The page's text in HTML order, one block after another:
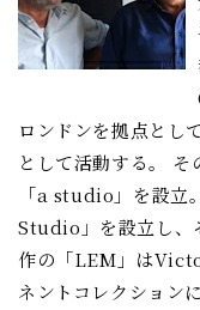
ロンドンを拠点とし
として活動する。
「a studio」を設
Studio」を設立し、
作の「LEM」は
ネントコレクション